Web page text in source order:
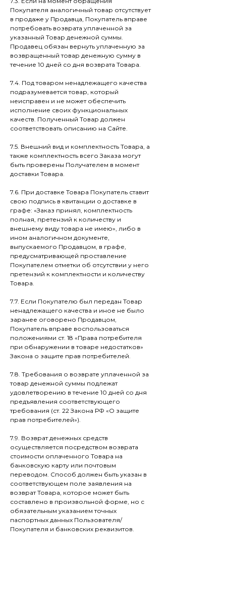
Покупателя аналогичный товар отсутствует
в продаже у Продавца, Покупатель вправе
потребовать возврата уплаченной за
указанный Товар денежной суммы.
Продавец обязан вернуть уплаченную за
возвращенный товар денежную сумму в
течение 10 дней со дня возврата Товара.
7.4. Под товаром ненадлежащего качества
подразумевается товар, который
неисправен и не может обеспечить
исполнение своих функциональных
качеств. Полученный Товар должен
соответствовать описанию на Сайте.
7.5. Внешний вид и комплектность Товара, а
также комплектность всего Заказа могут
быть проверены Получателем в момент
доставки Товара.
7.6. При доставке Товара Покупатель ставит
свою подпись в квитанции о доставке в
графе: «Заказ принял, комплектность
полная, претензий к количеству и
внешнему виду товара не имею», либо в
ином аналогичном документе,
выпускаемого Продавцом, в графе,
предусматривающей проставление
Покупателем отметки об отсутствии у него
претензий к комплектности и количеству
Товара.
7.7. Если Покупателю был передан Товар
ненадлежащего качества и иное не было
заранее оговорено Продавцом,
Покупатель вправе воспользоваться
положениями ст. 18 «Права потребителя
при обнаружении в товаре недостатков»
Закона о защите прав потребителей.
7.8. Требования о возврате уплаченной за
товар денежной суммы подлежат
удовлетворению в течение 10 дней со дня
предъявления соответствующего
требования (ст. 22 Закона РФ «О защите
прав потребителей»).
7.9. Возврат денежных средств
осуществляется посредством возврата
стоимости оплаченного Товара на
банковскую карту или почтовым
переводом. Способ должен быть указан в
соответствующем поле заявления на
возврат Товара, которое может быть
составлено в произвольной форме, но с
обязательным указанием точных
паспортных данных Пользователя/
Покупателя и банковских реквизитов.